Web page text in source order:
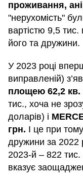
проживання, ані
"нерухомість"
вартістю 9,5
його та дружини.
У 2023 році
виправленій)
площею 62,2 кв.
тис., хоча не
доларів) і
грн. І це при
дружини за 2022
2023-й – 822
вказує